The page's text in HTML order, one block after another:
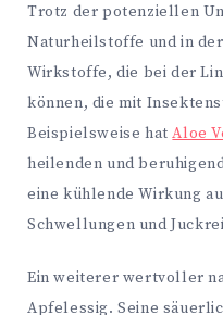
Trotz der potenziellen
Naturheilstoffe und in
Wirkstoffe, die bei der
können, die mit
Beispielsweise hatAloe
heilenden und
eine kühlende Wirkung
Schwellungen und
Ein weiterer wertvoller
Apfelessig. Seine